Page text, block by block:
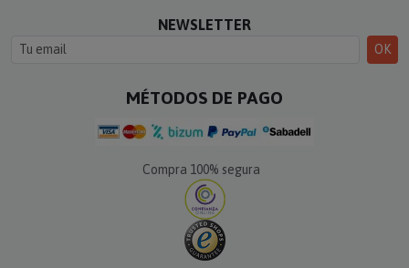
NEWSLETTER
OK
MÉTODOS DE PAGO
Compra 100% segura